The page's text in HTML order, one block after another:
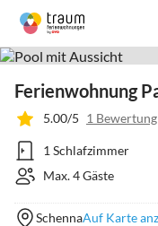
Ferienwohnung
5.00/5 1 Bewertung
1 Schlafzimmer
Max. 4 Gäste
SchennaAuf Karte